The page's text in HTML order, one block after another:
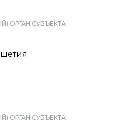
ОРГАН СУБЪЕКТА
ОРГАН СУБЪЕКТА